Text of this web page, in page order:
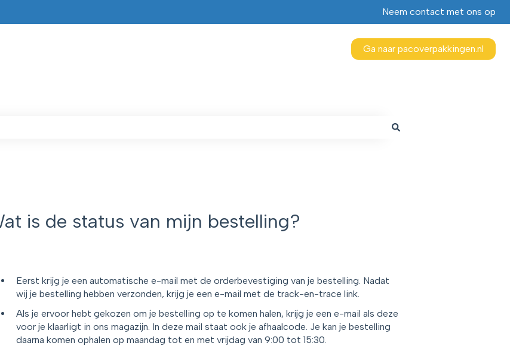
Neem contact met ons op
Ga naar pacoverpakkingen.nl
is de status van mijn bestelling?
Eerst krijg je een automatische e-mail met de orderbevestiging van je bestelling. Nadat
wij je bestelling hebben verzonden, krijg je een e-mail met de track-en-trace link.
Als je ervoor hebt gekozen om je bestelling op te komen halen, krijg je een e-mail als deze
voor je klaarligt in ons magazijn. In deze mail staat ook je afhaalcode. Je kan je bestelling
daarna komen ophalen op maandag tot en met vrijdag van 9:00 tot 15:30.